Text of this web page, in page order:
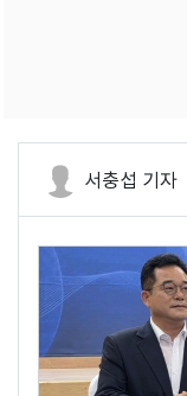
서충섭 기자